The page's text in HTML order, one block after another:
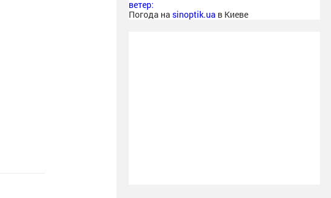
ветер:
Погода на sinoptik.ua в Киеве